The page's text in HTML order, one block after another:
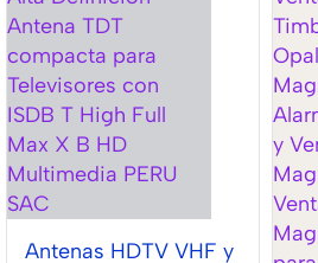
Antenas HDTV VHF y